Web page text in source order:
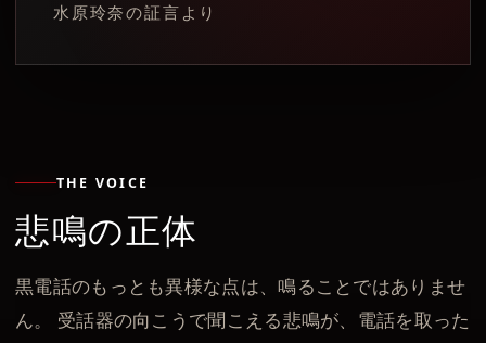
水原玲奈の証言より
THE VOICE
悲鳴の正体
黒電話のもっとも異様な点は、鳴ることではありませ
ん。 受話器の向こうで聞こえる悲鳴が、電話を取った